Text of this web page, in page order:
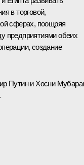
в торговой,
сферах, поощряя
предприятиями обеих
создание
Путин и Хосни